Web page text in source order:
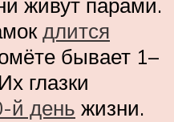
длится
бывает 1–
глазки
й день жизни.